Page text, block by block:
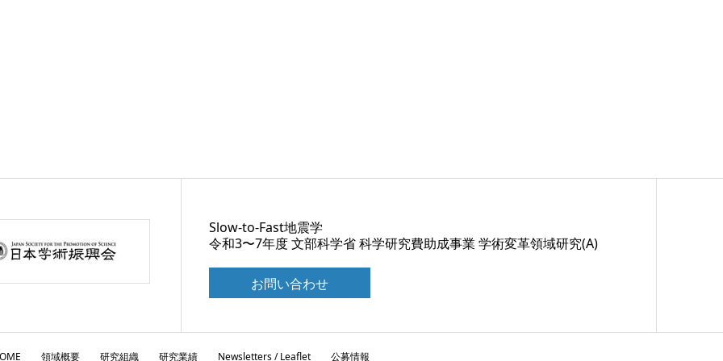
Slow-to-Fast地震学
令和3〜7年度 文部科学省 科学研究費助成事業 学術変革領域研究(A)
お問い合わせ
領域概要 研究組織 研究業績 Newsletters / Leaflet 公募情報